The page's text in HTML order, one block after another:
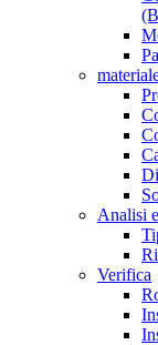
Analisi
Verifica